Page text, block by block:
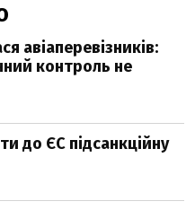
авіаперевізників:
контроль не
до ЄС підсанкційну